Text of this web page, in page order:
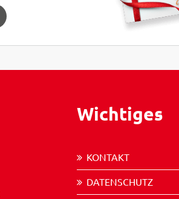
Wichtiges
KONTAKT
DATENSCHUTZ